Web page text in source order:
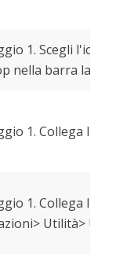
1. Scegli
nella barra
1. Collega
1. Collega
Utilità>